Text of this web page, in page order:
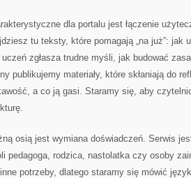
dla portalu jest łączenie
tu teksty, które pomagają „na już”: jak
uczeń zgłasza trudne myśli, jak budować
publikujemy materiały, które skłaniają do
a co ją gasi. Staramy się, aby
osią jest wymiana doświadczeń. Serwis
pedagoga, rodzica, nastolatka czy osoby
potrzeby, dlatego staramy się mówić